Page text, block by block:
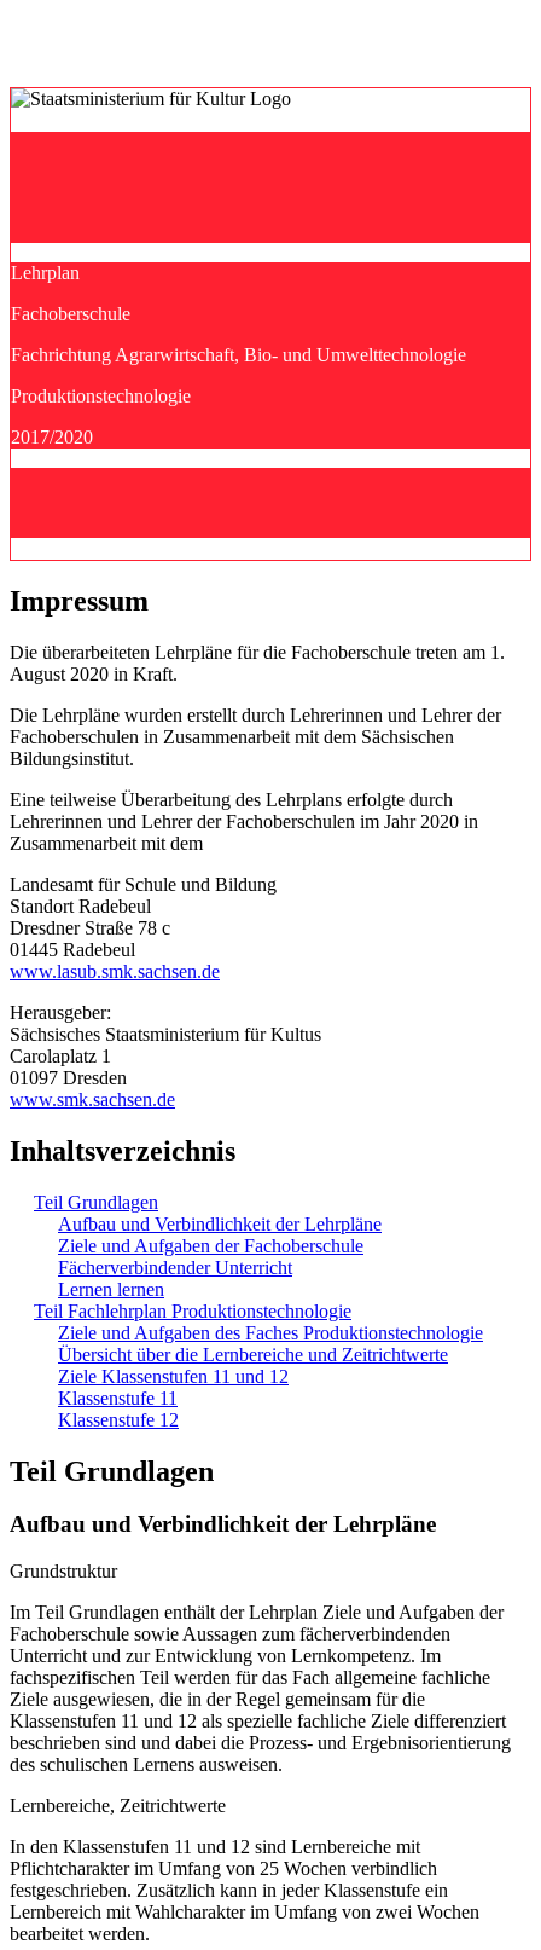
Lehrplan
Fachoberschule
Fachrichtung Agrarwirtschaft, Bio- und Umwelttechnologie
Produktionstechnologie
2017/2020
Impressum
Die überarbeiteten Lehrpläne für die Fachoberschule treten am 1.
August 2020 in Kraft.
Die Lehrpläne wurden erstellt durch Lehrerinnen und Lehrer der
Fachoberschulen in Zusammenarbeit mit dem Sächsischen
Bildungsinstitut.
Eine teilweise Überarbeitung des Lehrplans erfolgte durch
Lehrerinnen und Lehrer der Fachoberschulen im Jahr 2020 in
Zusammenarbeit mit dem
Landesamt für Schule und Bildung
Standort Radebeul
Dresdner Straße 78 c
01445 Radebeul
www.lasub.smk.sachsen.de
Herausgeber:
Sächsisches Staatsministerium für Kultus
Carolaplatz 1
01097 Dresden
www.smk.sachsen.de
Inhaltsverzeichnis
Teil Grundlagen
Aufbau und Verbindlichkeit der Lehrpläne
Ziele und Aufgaben der Fachoberschule
Fächerverbindender Unterricht
Lernen lernen
Teil Fachlehrplan Produktionstechnologie
Ziele und Aufgaben des Faches Produktionstechnologie
Übersicht über die Lernbereiche und Zeitrichtwerte
Ziele Klassenstufen 11 und 12
Klassenstufe 11
Klassenstufe 12
Teil Grundlagen
Aufbau und Verbindlichkeit der Lehrpläne
Grundstruktur
Im Teil Grundlagen enthält der Lehrplan Ziele und Aufgaben der
Fachoberschule sowie Aussagen zum fächerverbindenden
Unterricht und zur Entwicklung von Lernkompetenz. Im
fachspezifischen Teil werden für das Fach allgemeine fachliche
Ziele ausgewiesen, die in der Regel gemeinsam für die
Klassenstufen 11 und 12 als spezielle fachliche Ziele differenziert
beschrieben sind und dabei die Prozess- und Ergebnisorientierung
des schulischen Lernens ausweisen.
Lernbereiche, Zeitrichtwerte
In den Klassenstufen 11 und 12 sind Lernbereiche mit
Pflichtcharakter im Umfang von 25 Wochen verbindlich
festgeschrieben. Zusätzlich kann in jeder Klassenstufe ein
Lernbereich mit Wahlcharakter im Umfang von zwei Wochen
bearbeitet werden.